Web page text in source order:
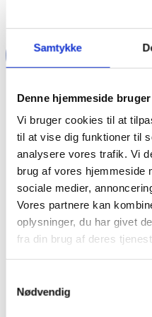
Samtykke
Denne hjemmeside
Vi bruger cookies til at
til at vise dig funktioner til
analysere vores trafik. Vi
brug af vores hjemmeside
sociale medier,
Vores partnere kan
oplysninger, du har givet
fra din brug af deres
Nødvendig